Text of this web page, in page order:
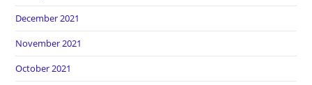
December 2021
November 2021
October 2021